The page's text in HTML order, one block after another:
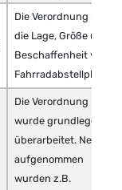
Die Verordnung regelt
die Lage, Größe und
Beschaffenheit von
Fahrradabstellplätzen
Die Verordnung
wurde grundlegend
überarbeitet. Neu
aufgenommen
wurden z.B.